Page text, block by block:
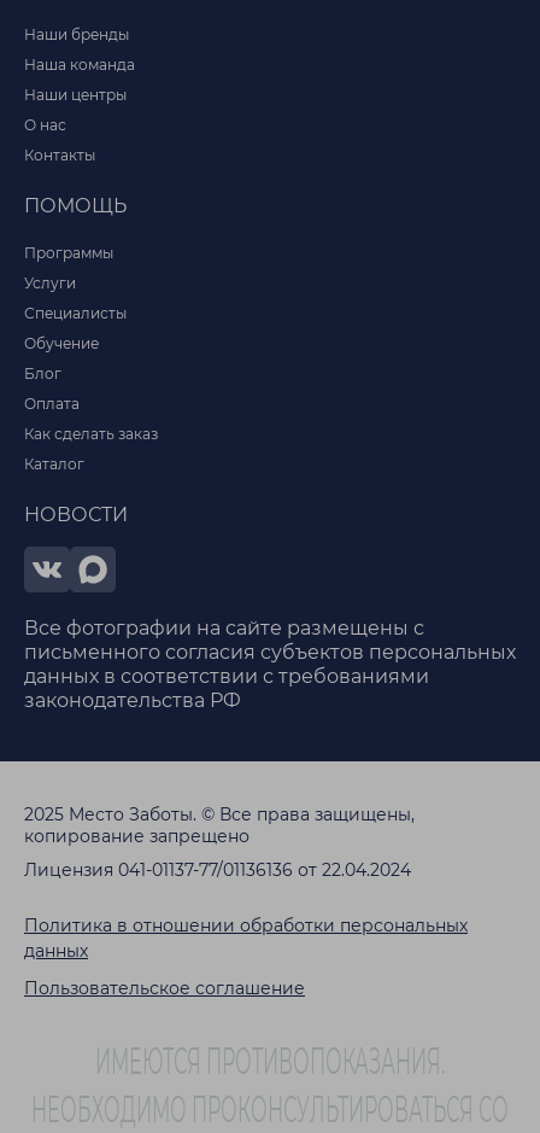
Наши бренды
Наша команда
Наши центры
О нас
Контакты
ПОМОЩЬ
Программы
Услуги
Специалисты
Обучение
Блог
Оплата
Как сделать заказ
Каталог
НОВОСТИ
Все фотографии на сайте размещены с
письменного согласия субъектов персональных
данных в соответствии с требованиями
законодательства РФ
2025 Место Заботы. © Все права защищены,
копирование запрещено
Лицензия 041-01137-77/01136136 от 22.04.2024
Политика в отношении обработки персональных
данных
Пользовательское соглашение
ИМЕЮТСЯ ПРОТИВОПОКАЗАНИЯ.
НЕОБХОДИМО ПРОКОНСУЛЬТИРОВАТЬСЯ СО